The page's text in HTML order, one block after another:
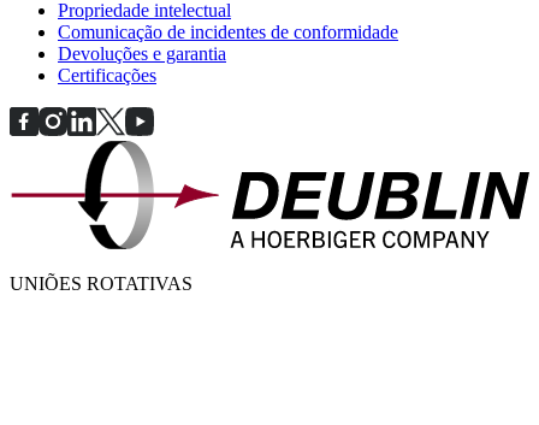
Propriedade intelectual
Comunicação de incidentes de conformidade
Devoluções e garantia
Certificações
UNIÕES ROTATIVAS